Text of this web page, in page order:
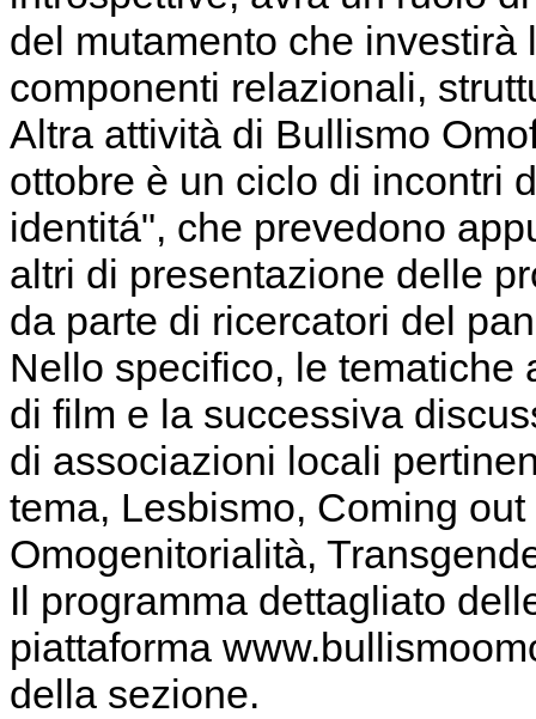
del mutamento che
componenti relazionali,
Altra attività di Bullismo
ottobre è un ciclo di incontri
identitá", che prevedono
altri di presentazione delle
da parte di ricercatori del
Nello specifico, le tematiche
di film e la successiva
di associazioni locali
tema, Lesbismo, Coming
Omogenitorialità,
Il programma dettagliato
piattaforma
della sezione.